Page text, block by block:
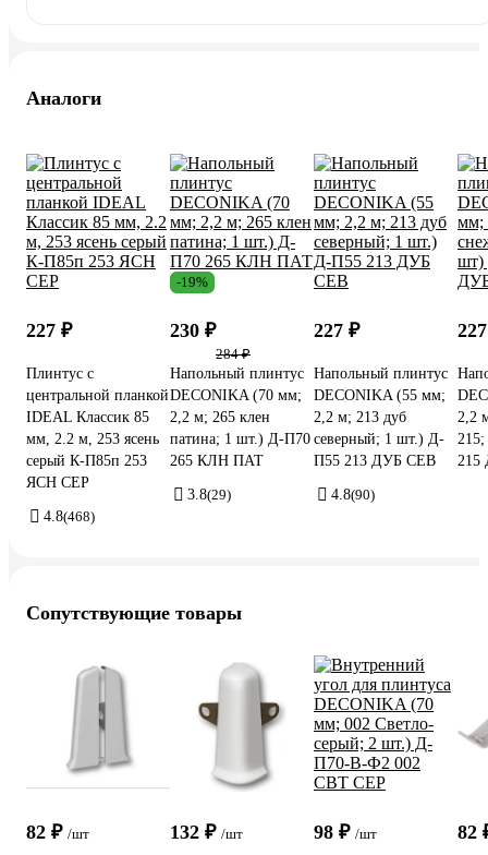
Аналоги
227 ₽
Плинтус с
центральной планкой
IDEAL Классик 85
мм, 2.2 м, 253 ясень
серый К-П85п 253
ЯСН СЕР
4.8(468)
-19%
230 ₽
284 ₽
Напольный плинтус
DECONIKA (70 мм;
2,2 м; 265 клен
патина; 1 шт.) Д-П70
265 КЛН ПАТ
3.8(29)
227 ₽
Напольный плинтус
DECONIKA (55 мм;
2,2 м; 213 дуб
северный; 1 шт.) Д-
П55 213 ДУБ СЕВ
4.8(90)
2,2
Сопутствующие товары
82 ₽ /шт 132 ₽ /шт 98 ₽ /шт 82